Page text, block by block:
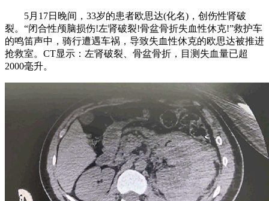
5月17日晚间，33岁的患者欧思达(化名)，创伤性肾破
裂。“闭合性颅脑损伤!左肾破裂!骨盆骨折失血性休克!”救护车
的鸣笛声中，骑行遭遇车祸，导致失血性休克的欧思达被推进
抢救室。CT显示：左肾破裂、骨盆骨折，目测失血量已超
2000毫升。